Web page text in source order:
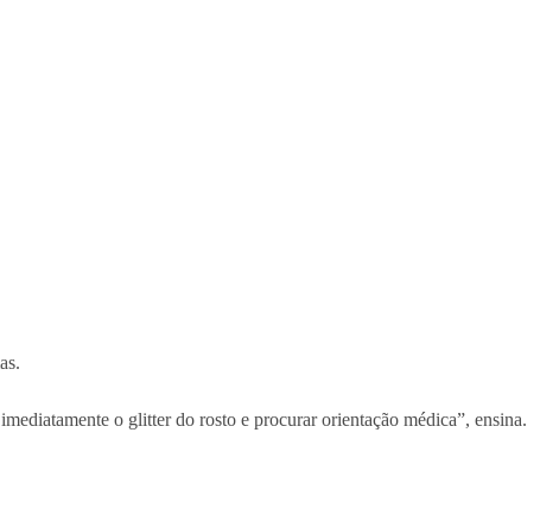
o glitter do rosto e procurar orientação médica”, ensina.